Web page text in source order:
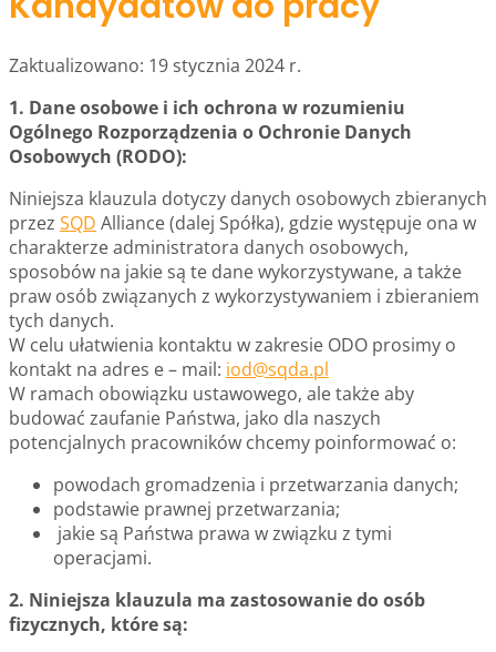
Zaktualizowano: 19 stycznia 2024 r.
1. Dane osobowe i ich ochrona w rozumieniu
Ogólnego Rozporządzenia o Ochronie Danych
Osobowych (RODO):
Niniejsza klauzula dotyczy danych osobowych zbieranych
przez SQD Alliance (dalej Spółka), gdzie występuje ona w
charakterze administratora danych osobowych,
sposobów na jakie są te dane wykorzystywane, a także
praw osób związanych z wykorzystywaniem i zbieraniem
tych danych.
W celu ułatwienia kontaktu w zakresie ODO prosimy o
kontakt na adres e – mail: iod@sqda.pl
W ramach obowiązku ustawowego, ale także aby
budować zaufanie Państwa, jako dla naszych
potencjalnych pracowników chcemy poinformować o:
powodach gromadzenia i przetwarzania danych;
podstawie prawnej przetwarzania;
jakie są Państwa prawa w związku z tymi
operacjami.
2. Niniejsza klauzula ma zastosowanie do osób
fizycznych, które są: